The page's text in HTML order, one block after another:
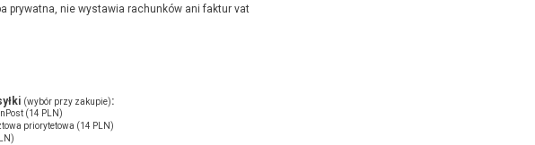
prywatna, nie wystawia rachunków ani faktur vat
(wybór przy zakupie):
(14 PLN)
priorytetowa (14 PLN)